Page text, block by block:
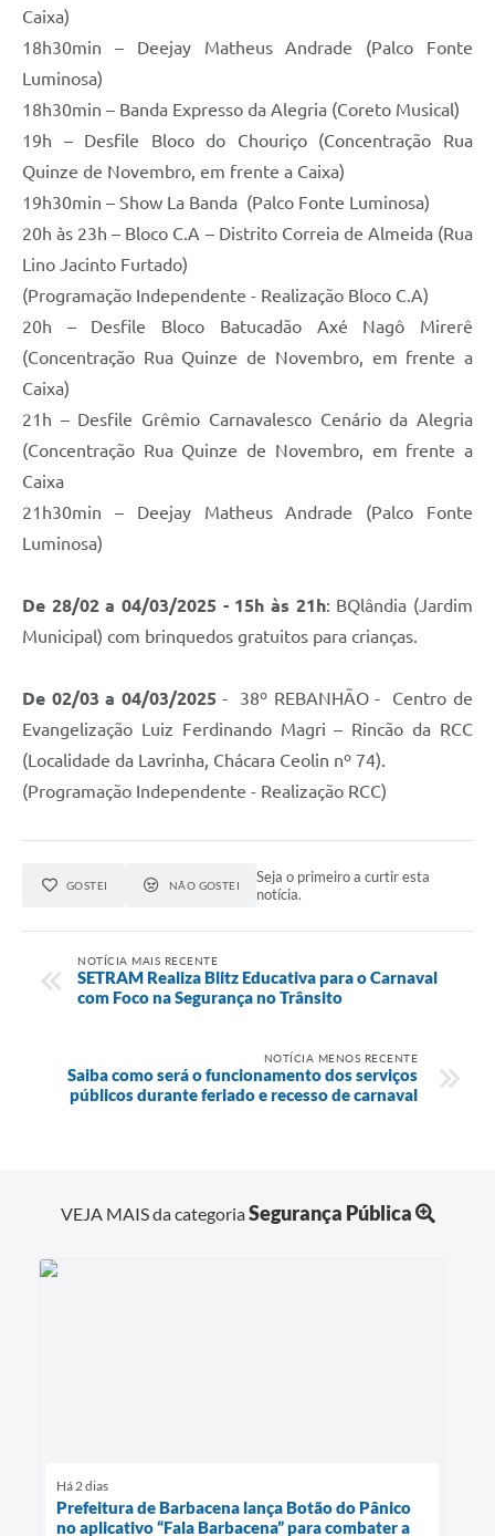
Caixa)
18h30min – Deejay Matheus Andrade (Palco Fonte
Luminosa)
18h30min – Banda Expresso da Alegria (Coreto Musical)
19h – Desfile Bloco do Chouriço (Concentração Rua
Quinze de Novembro, em frente a Caixa)
19h30min – Show La Banda (Palco Fonte Luminosa)
20h às 23h – Bloco C.A – Distrito Correia de Almeida (Rua
Lino Jacinto Furtado)
(Programação Independente - Realização Bloco C.A)
20h – Desfile Bloco Batucadão Axé Nagô Mirerê
(Concentração Rua Quinze de Novembro, em frente a
Caixa)
21h – Desfile Grêmio Carnavalesco Cenário da Alegria
(Concentração Rua Quinze de Novembro, em frente a
Caixa
21h30min – Deejay Matheus Andrade (Palco Fonte
Luminosa)
De 28/02 a 04/03/2025 - 15h às 21h: BQlândia (Jardim
Municipal) com brinquedos gratuitos para crianças.
De 02/03 a 04/03/2025 - 38º REBANHÃO - Centro de
Evangelização Luiz Ferdinando Magri – Rincão da RCC
(Localidade da Lavrinha, Chácara Ceolin nº 74).
(Programação Independente - Realização RCC)
GOSTEI NÃO GOSTEI
Seja o primeiro a curtir esta
notícia.
NOTÍCIA MAIS RECENTE
SETRAM Realiza Blitz Educativa para o Carnaval
com Foco na Segurança no Trânsito
NOTÍCIA MENOS RECENTE
Saiba como será o funcionamento dos serviços
públicos durante feriado e recesso de carnaval
VEJA MAIS da categoriaSegurança Pública
Há 2 dias
Prefeitura de Barbacena lança Botão do Pânico
no aplicativo “Fala Barbacena” para combater a